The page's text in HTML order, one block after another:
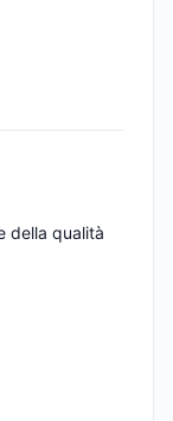
della qualità